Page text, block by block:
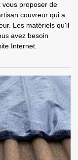
vous proposer de
couvreur qui a
Les matériels qu'il
avez besoin
Internet.